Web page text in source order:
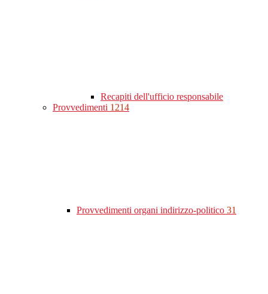
Recapiti dell'ufficio responsabile
Provvedimenti 1214
Provvedimenti organi indirizzo-politico 31